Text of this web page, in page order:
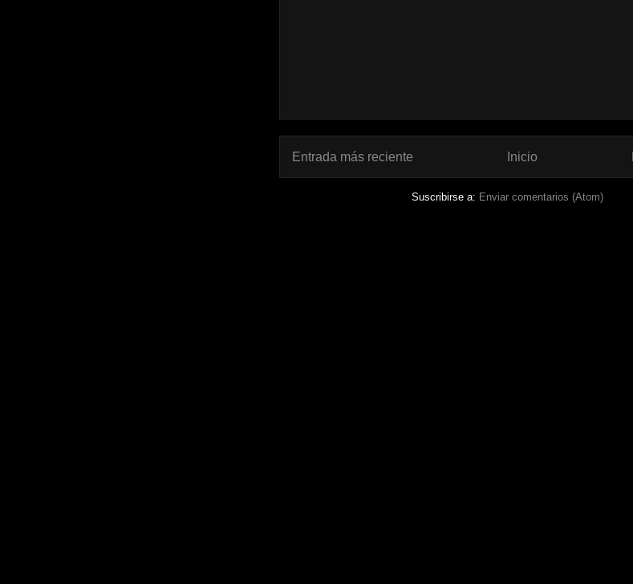
Entrada más reciente Inicio
Suscribirse a: Enviar comentarios (Atom)